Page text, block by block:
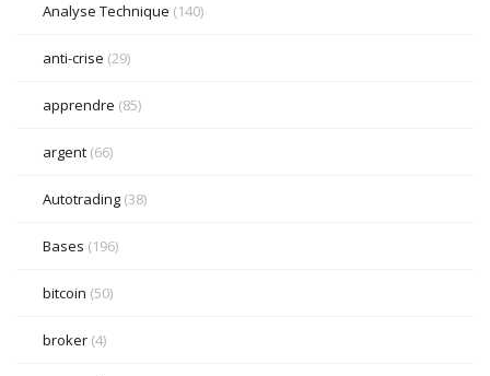
Analyse Technique (140)
anti-crise (29)
apprendre (85)
argent (66)
Autotrading (38)
Bases (196)
bitcoin (50)
broker (4)